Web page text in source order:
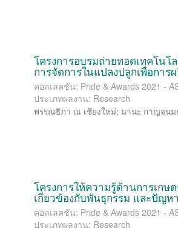
โครงการอบรมถ่ายทอดเทคโนโ
การจัดการในแปลงปลูกเพื่อการ
คอลเลคชัน: Pride & Awards 2021 -
ประเภทผลงาน: Research
พรรณธิภา ณ เชียงใหม่; มานะ กาญจนม
โครงการให้ความรู้ด้านการเก
เกี่ยวข้องกับพันธุกรรม และปัญห
คอลเลคชัน: Pride & Awards 2021 -
ประเภทผลงาน: Research